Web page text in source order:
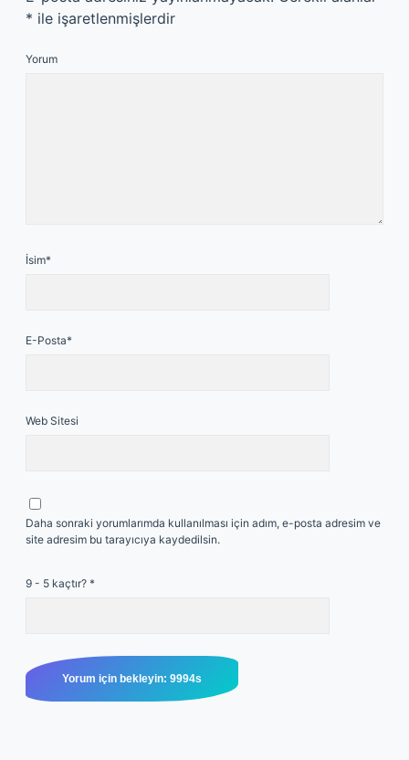
* ile işaretlenmişlerdir
Yorum
İsim*
E-Posta*
Web Sitesi
Daha sonraki yorumlarımda kullanılması için adım, e-posta adresim ve
site adresim bu tarayıcıya kaydedilsin.
9 - 5 kaçtır? *